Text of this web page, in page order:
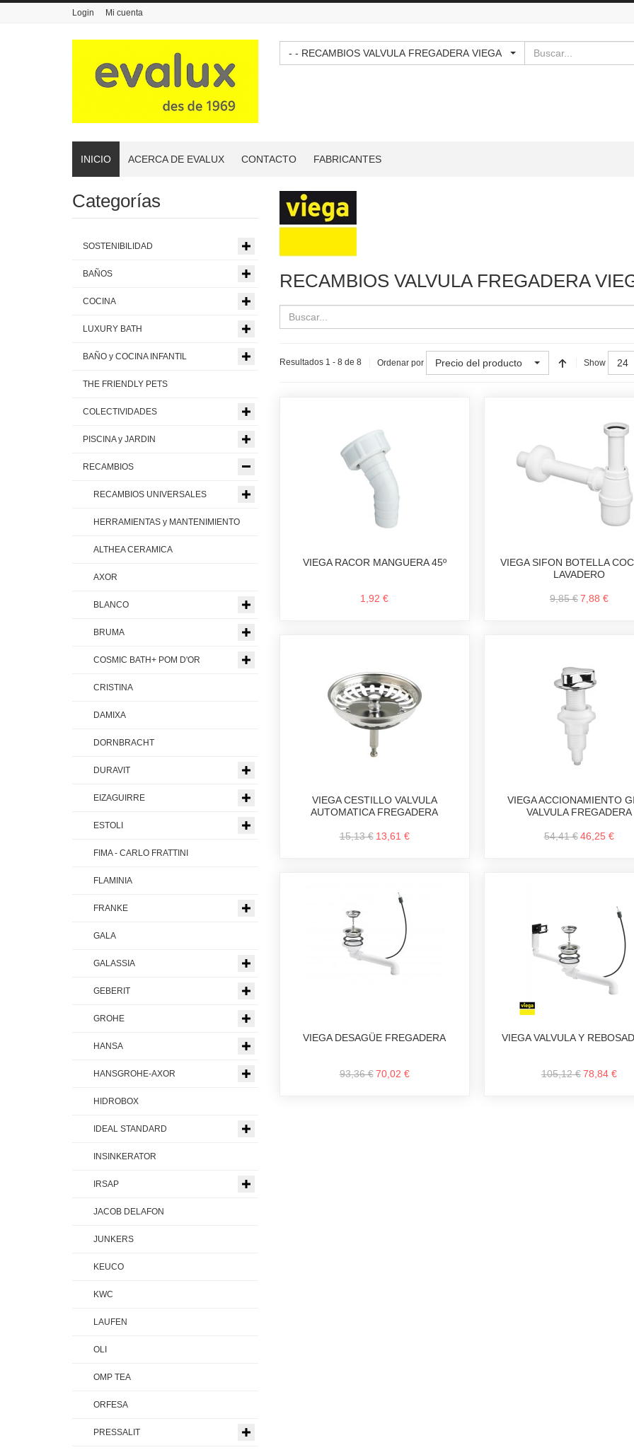
Login Mi cuenta
- - RECAMBIOS VALVULA FREGADERA VIEGA
INICIO ACERCA DE EVALUX CONTACTO FABRICANTES
RECAMBIOS VALVULA FREGADERA
Resultados 1 - 8 de 8 Ordenar por Precio del producto Show 24
VIEGA RACOR MANGUERA 45º
1,92 €
VIEGA SIFON BOTELLA
LAVADERO
9,85 € 7,88 €
VIEGA CESTILLO VALVULA
AUTOMATICA FREGADERA
15,13 € 13,61 €
VIEGA ACCIONAMIENTO
VALVULA FREGADERA
54,41 € 46,25 €
VIEGA DESAGÜE FREGADERA
93,36 € 70,02 €
VIEGA VALVULA Y
105,12 € 78,84 €
Categorías
SOSTENIBILIDAD
BAÑOS
COCINA
LUXURY BATH
BAÑO y COCINA INFANTIL
THE FRIENDLY PETS
COLECTIVIDADES
PISCINA y JARDIN
RECAMBIOS
RECAMBIOS UNIVERSALES
HERRAMIENTAS y MANTENIMIENTO
ALTHEA CERAMICA
AXOR
BLANCO
BRUMA
COSMIC BATH+ POM D'OR
CRISTINA
DAMIXA
DORNBRACHT
DURAVIT
EIZAGUIRRE
ESTOLI
FIMA - CARLO FRATTINI
FLAMINIA
FRANKE
GALA
GALASSIA
GEBERIT
GROHE
HANSA
HANSGROHE-AXOR
HIDROBOX
IDEAL STANDARD
INSINKERATOR
IRSAP
JACOB DELAFON
JUNKERS
KEUCO
KWC
LAUFEN
OLI
OMP TEA
ORFESA
PRESSALIT